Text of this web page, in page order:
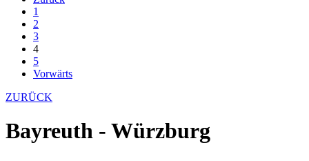
1
2
3
4
5
Vorwärts
ZURÜCK
Bayreuth - Würzburg